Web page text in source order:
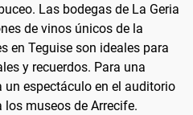
Las bodegas de La Geria
de vinos únicos de la
en Teguise son ideales para
y recuerdos. Para una
un espectáculo en el auditorio
museos de Arrecife.